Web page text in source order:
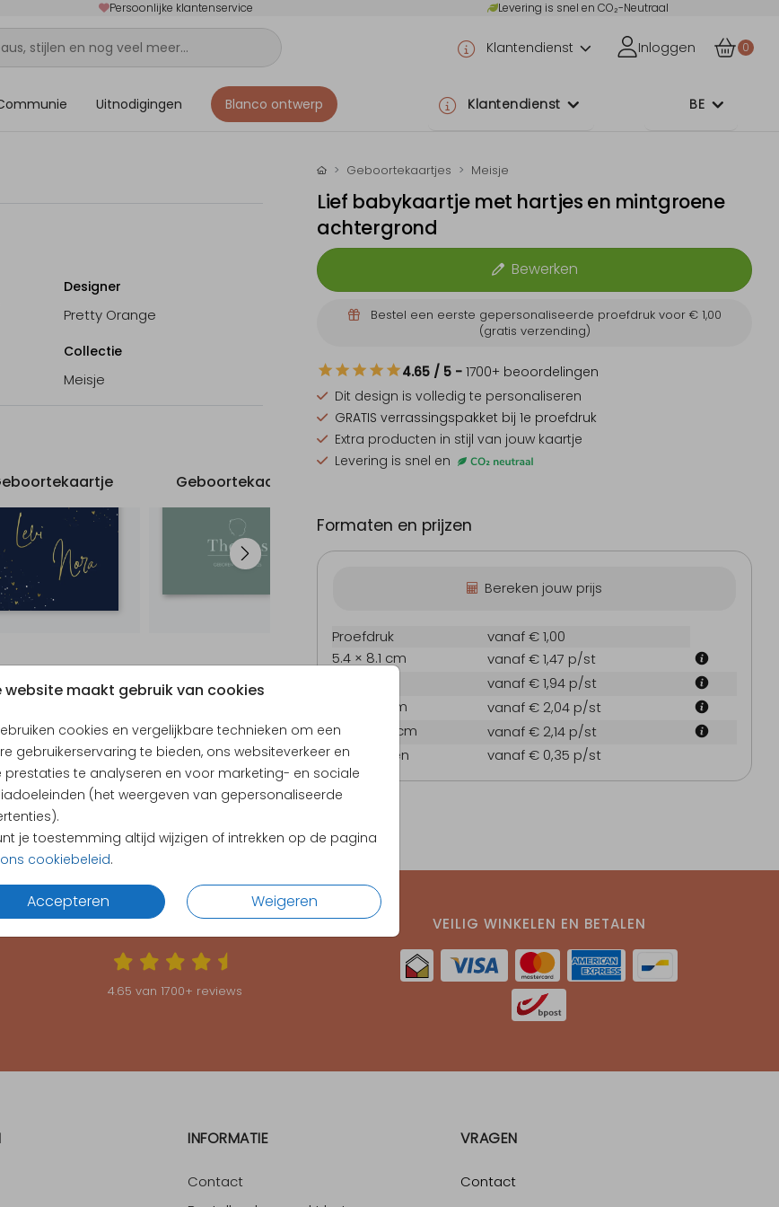
Persoonlijke klantenservice Levering is snel en CO₂-Neutraal
Klantendienst Inloggen 0
Uitnodigingen Blanco ontwerp Klantendienst BE
website maakt gebruik van cookies
cookies en vergelijkbare technieken om een
gebruikerservaring te bieden, ons websiteverkeer en
prestaties te analyseren en voor marketing- en sociale
(het weergeven van gepersonaliseerde
je toestemming altijd wijzigen of intrekken op de pagina
ons cookiebeleid.
Accepteren Weigeren
Designer
Pretty Orange
Collectie
Meisje
Geboortekaartje
Geboortekaartjes Meisje
Lief babykaartje met hartjes en mintgroene
achtergrond
Bewerken
Bestel een eerste gepersonaliseerde proefdruk voor € 1,00
(gratis verzending)
4.65 / 5 - 1700+ beoordelingen
Dit design is volledig te personaliseren
GRATIS verrassingspakket bij 1e proefdruk
Extra producten in stijl van jouw kaartje
Levering is snel en
Formaten en prijzen
Bereken jouw prijs
Proefdruk
vanaf € 1,00
5.4 × 8.1 cm
vanaf € 1,47 p/st
vanaf € 1,94 p/st
11.4 × 17.1 cm
vanaf € 2,04 p/st
14.4 × 21.6 cm
vanaf € 2,14 p/st
Enveloppen
vanaf € 0,35 p/st
KLANTEN BEOORDELEN ONS MET EEN4.65
4.65 van 1700+ reviews
VEILIG WINKELEN EN BETALEN
INFORMATIE
Contact
VRAGEN
Contact